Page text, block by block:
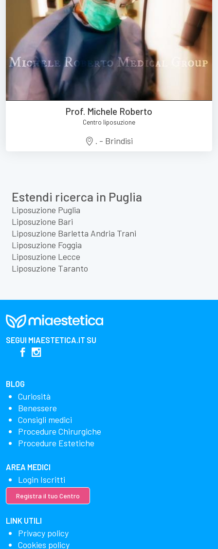
Prof. Michele Roberto
Centro liposuzione
. - Brindisi
Estendi ricerca in Puglia
Liposuzione Puglia
Liposuzione Bari
Liposuzione Barletta Andria Trani
Liposuzione Foggia
Liposuzione Lecce
Liposuzione Taranto
SEGUI MIAESTETICA.IT SU
BLOG
Curiosità
Benessere
Consigli medici
Procedure Chirurgiche
Procedure Estetiche
AREA MEDICI
Login Iscritti
Registra il tuo Centro
LINK UTILI
Privacy policy
Cookies policy